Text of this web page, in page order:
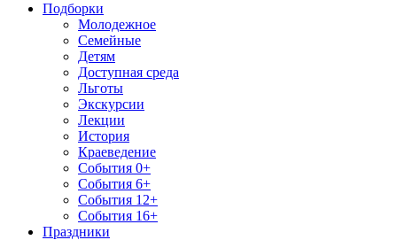
Подборки
Молодежное
Семейные
Детям
Доступная среда
Льготы
Экскурсии
Лекции
История
Краеведение
События 0+
События 6+
События 12+
События 16+
Праздники